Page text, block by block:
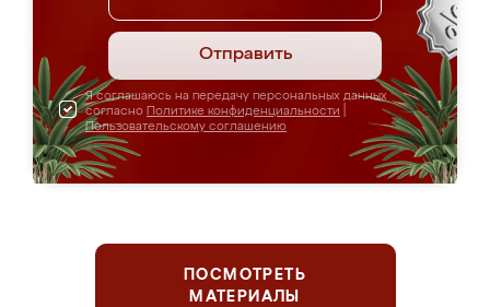
Отправить
Я соглашаюсь на передачу персональных данных
согласно Политике конфиденциальности
Пользовательскому соглашению
ПОСМОТРЕТЬ
МАТЕРИАЛЫ